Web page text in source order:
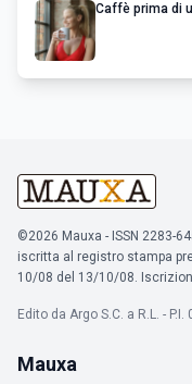
Caffè prima di
©2026 Mauxa - ISSN 2283-
iscritta al registro stampa
10/08 del 13/10/08.
Edito da Argo S.C. a R.L. -
Mauxa